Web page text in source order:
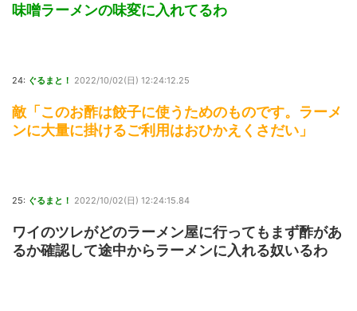
味噌ラーメンの味変に入れてるわ
24: ぐるまと！ 2022/10/02(日) 12:24:12.25
敵「このお酢は餃子に使うためのものです。ラーメ
ンに大量に掛けるご利用はおひかえくさだい」
25: ぐるまと！ 2022/10/02(日) 12:24:15.84
ワイのツレがどのラーメン屋に行ってもまず酢があ
るか確認して途中からラーメンに入れる奴いるわ